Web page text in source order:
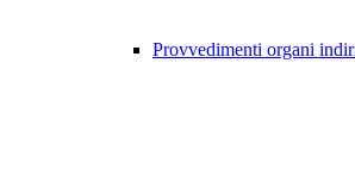
Provvedimenti organi